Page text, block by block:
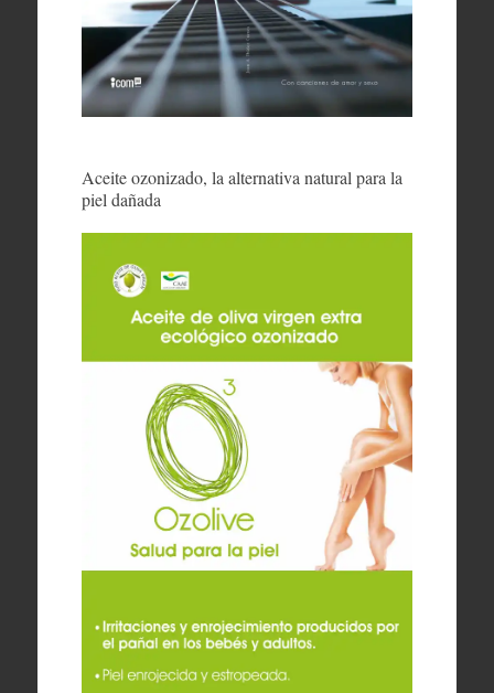
Aceite ozonizado, la alternativa natural para la
piel dañada